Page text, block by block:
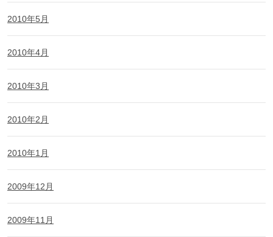
2010年5月
2010年4月
2010年3月
2010年2月
2010年1月
2009年12月
2009年11月